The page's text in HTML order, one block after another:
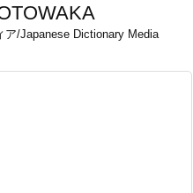
/Japanese Dictionary Media